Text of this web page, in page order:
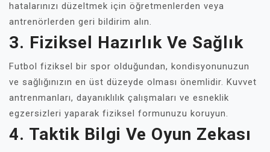
hatalarınızı düzeltmek için öğretmenlerden veya
antrenörlerden geri bildirim alın.
3. Fiziksel Hazırlık Ve Sağlık
Futbol fiziksel bir spor olduğundan, kondisyonunuzun
ve sağlığınızın en üst düzeyde olması önemlidir. Kuvvet
antrenmanları, dayanıklılık çalışmaları ve esneklik
egzersizleri yaparak fiziksel formunuzu koruyun.
4. Taktik Bilgi Ve Oyun Zekası